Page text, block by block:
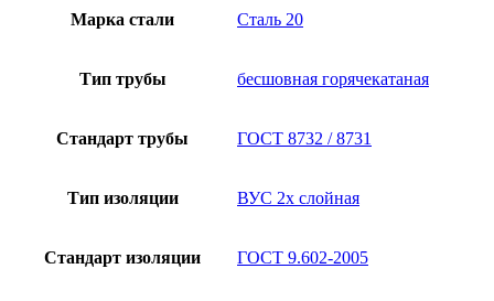
Марка стали Сталь 20
Тип трубы бесшовная горячекатаная
Стандарт трубы ГОСТ 8732 / 8731
Тип изоляции ВУС 2х слойная
Стандарт изоляции ГОСТ 9.602-2005